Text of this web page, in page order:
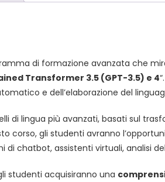
di formazione avanzata che
Transformer 3.5 (GPT-3.5) e 4
e dell’elaborazione del
di lingua più avanzati, basati sul
corso, gli studenti avranno
di chatbot, assistenti virtuali, analisi
studenti acquisiranno una